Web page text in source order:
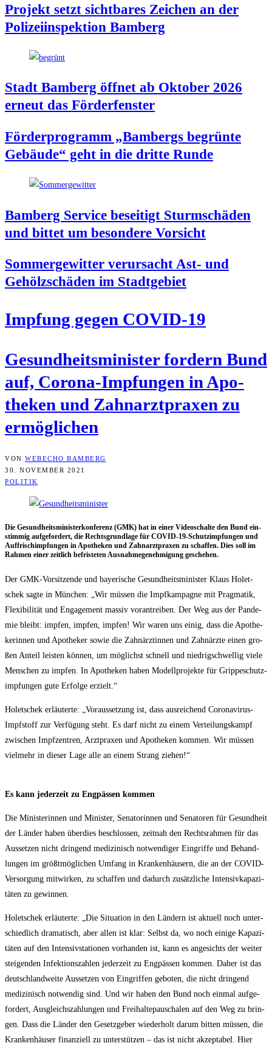
Pro­jekt setzt sicht­ba­res Zei­chen an der
Poli­zei­in­spek­ti­on Bamberg
Stadt Bam­berg öff­net ab Okto­ber 2026
erneut das Förderfenster
För­der­pro­gramm „Bam­bergs begrün­te
Gebäu­de“ geht in die drit­te Runde
Bam­berg Ser­vice besei­tigt Sturm­schä­den
und bit­tet um beson­de­re Vorsicht
Som­mer­ge­wit­ter ver­ur­sacht Ast- und
Gehölz­schä­den im Stadtgebiet
Imp­fung gegen COVID-19
Gesund­heits­mi­nis­ter for­dern Bund
auf, Coro­na-Imp­fun­gen in Apo­
the­ken und Zahn­arzt­pra­xen zu
ermöglichen
VON WEBECHO BAMBERG
30. NOVEMBER 2021
POLITIK
Die Gesund­heits­mi­nis­ter­kon­fe­renz (GMK) hat in einer Video­schal­te den Bund ein­
stim­mig auf­ge­for­dert, die Rechts­grund­la­ge für COVID-19-Schutz­imp­fun­gen und
Auf­frisch­imp­fun­gen in Apo­the­ken und Zahn­arzt­pra­xen zu schaf­fen. Dies soll im
Rah­men einer zeit­lich befris­te­ten Aus­nah­me­ge­neh­mi­gung geschehen.
Der GMK-Vor­sit­zen­de und baye­ri­sche Gesund­heits­mi­nis­ter Klaus Holet­
schek sag­te in Mün­chen: „Wir müs­sen die Impf­kam­pa­gne mit Prag­ma­tik,
Fle­xi­bi­li­tät und Enga­ge­ment mas­siv vor­an­trei­ben. Der Weg aus der Pan­de­
mie bleibt: imp­fen, imp­fen, imp­fen! Wir waren uns einig, dass die Apo­the­
ke­rin­nen und Apo­the­ker sowie die Zahn­ärz­tin­nen und Zahn­ärz­te einen gro­
ßen Anteil leis­ten kön­nen, um mög­lichst schnell und nied­rig­schwel­lig vie­le
Men­schen zu imp­fen. In Apo­the­ken haben Modell­pro­jek­te für Grip­pe­schutz­
imp­fun­gen gute Erfol­ge erzielt.“
Holet­schek erläu­ter­te: „Vor­aus­set­zung ist, dass aus­rei­chend Coro­na­vi­rus-
Impf­stoff zur Ver­fü­gung steht. Es darf nicht zu einem Ver­tei­lungs­kampf
zwi­schen Impf­zen­tren, Arzt­pra­xen und Apo­the­ken kom­men. Wir müs­sen
viel­mehr in die­ser Lage alle an einem Strang ziehen!“
Es kann jeder­zeit zu Eng­päs­sen kommen
Die Minis­te­rin­nen und Minis­ter, Sena­to­rin­nen und Sena­to­ren für Gesund­heit
der Län­der haben über­dies beschlos­sen, zeit­nah den Rechts­rah­men für das
Aus­set­zen nicht drin­gend medi­zi­nisch not­wen­di­ger Ein­grif­fe und Behand­
lun­gen im größt­mög­li­chen Umfang in Kran­ken­häu­sern, die an der COVID-
Ver­sor­gung mit­wir­ken, zu schaf­fen und dadurch zusätz­li­che Inten­siv­ka­pa­zi­
tä­ten zu gewinnen.
Holet­schek erläu­ter­te: „Die Situa­ti­on in den Län­dern ist aktu­ell noch unter­
schied­lich dra­ma­tisch, aber allen ist klar: Selbst da, wo noch eini­ge Kapa­zi­
tä­ten auf den Inten­siv­sta­tio­nen vor­han­den ist, kann es ange­sichts der wei­ter
stei­gen­den Infek­ti­ons­zah­len jeder­zeit zu Eng­päs­sen kom­men. Daher ist das
deutsch­land­wei­te Aus­set­zen von Ein­grif­fen gebo­ten, die nicht drin­gend
medi­zi­nisch not­wen­dig sind. Und wir haben den Bund noch ein­mal auf­ge­
for­dert, Aus­gleichs­zah­lun­gen und Frei­hal­te­pau­scha­len auf den Weg zu brin­
gen. Dass die Län­der den Gesetz­ge­ber wie­der­holt dar­um bit­ten müs­sen, die
Kran­ken­häu­ser finan­zi­ell zu unter­stüt­zen – das ist nicht akzep­ta­bel. Hier